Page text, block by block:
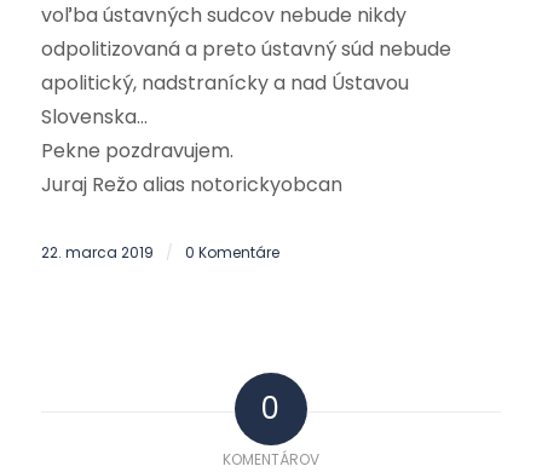
voľba ústavných sudcov nebude nikdy
odpolitizovaná a preto ústavný súd nebude
apolitický, nadstranícky a nad Ústavou
Slovenska…
Pekne pozdravujem.
Juraj Režo alias notorickyobcan
22. marca 2019 / 0 Komentáre
0
KOMENTÁROV